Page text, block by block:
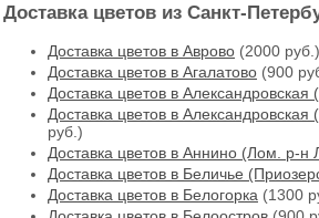
Доставка цветов из Санкт-
Доставка цветов в Аврово (2000 руб.)
Доставка цветов в Агалатово (900
Доставка цветов в Александровская
Доставка цветов в Александровская
руб.)
Доставка цветов в Аннино (Лом. р-н
Доставка цветов в Беличье
Доставка цветов в Белогорка (1300